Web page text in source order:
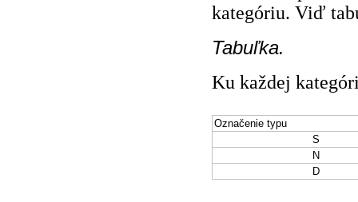
kategóriu. Viď
Tabuľka.
Ku každej
Označenie typu
S
N
D